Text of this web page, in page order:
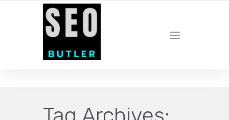
YOUR LOCAL DIGITAL MARKETING AGENCY